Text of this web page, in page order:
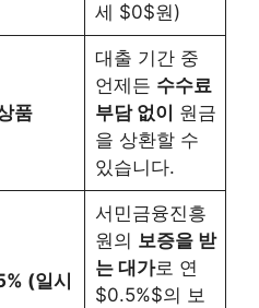
세 $0$원)
품
대출 기간 중
언제든 수수료
부담 없이
원금
을 상환할 수
있습니다.
(일시
서민금융진흥
원의 보증을 받
는 대가로 연
$0.5%$의 보